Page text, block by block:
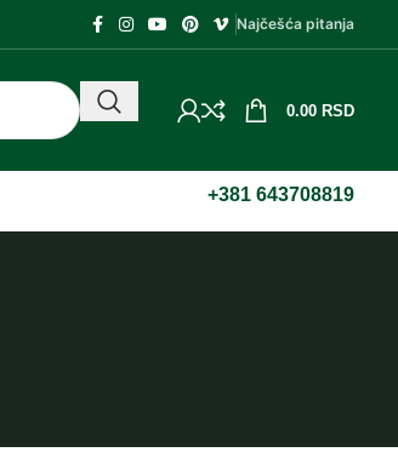
Najčešća pitanja
0.00 RSD
+381 643708819